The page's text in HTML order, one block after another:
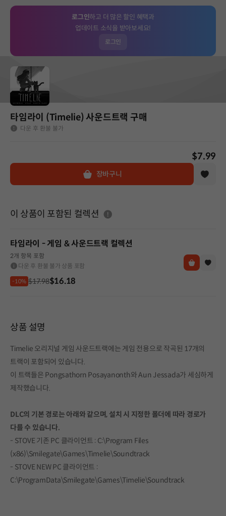
로그인하고 더 많은 할인 혜택과
업데이트 소식을 받아보세요!
로그인
타임라이 (Timelie) 사운드트랙 구매
다운 후 환불 불가
$7.99
장바구니
이 상품이 포함된 컬렉션 도움말
타임라이 - 게임 & 사운드트랙 컬렉션
2개 항목 포함
다운 후 환불 불가 상품 포함
-10% $17.98$16.18
상품 설명
Timelie 오리지널 게임 사운드트랙에는 게임 전용으로 작곡된 17개의
트랙이 포함되어 있습니다.
이 트랙들은 Pongsathorn Posayanonth와 Aun Jessada가 세심하게
제작했습니다.
DLC의 기본 경로는 아래와 같으며, 설치 시 지정한 폴더에 따라 경로가
다를 수 있습니다.
- STOVE 기존 PC 클라이언트 : C:\Program Files
(x86)\Smilegate\Games\Timelie\Soundtrack
- STOVE NEW PC 클라이언트 :
C:\ProgramData\Smilegate\Games\Timelie\Soundtrack